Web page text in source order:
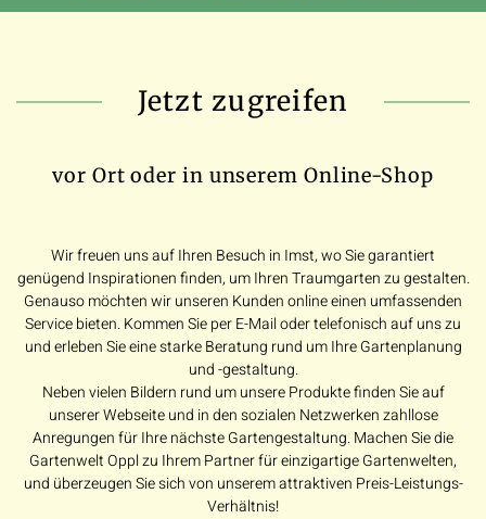
Jetzt zugreifen
vor Ort oder in unserem Online-Shop
Wir freuen uns auf Ihren Besuch in Imst, wo Sie garantiert
genügend Inspirationen finden, um Ihren Traumgarten zu gestalten.
Genauso möchten wir unseren Kunden online einen umfassenden
Service bieten. Kommen Sie per E-Mail oder telefonisch auf uns zu
und erleben Sie eine starke Beratung rund um Ihre Gartenplanung
und -gestaltung.
Neben vielen Bildern rund um unsere Produkte finden Sie auf
unserer Webseite und in den sozialen Netzwerken zahllose
Anregungen für Ihre nächste Gartengestaltung. Machen Sie die
Gartenwelt Oppl zu Ihrem Partner für einzigartige Gartenwelten,
und überzeugen Sie sich von unserem attraktiven Preis-Leistungs-
Verhältnis!